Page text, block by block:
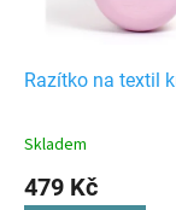
Razítko na textil
Skladem
479 Kč